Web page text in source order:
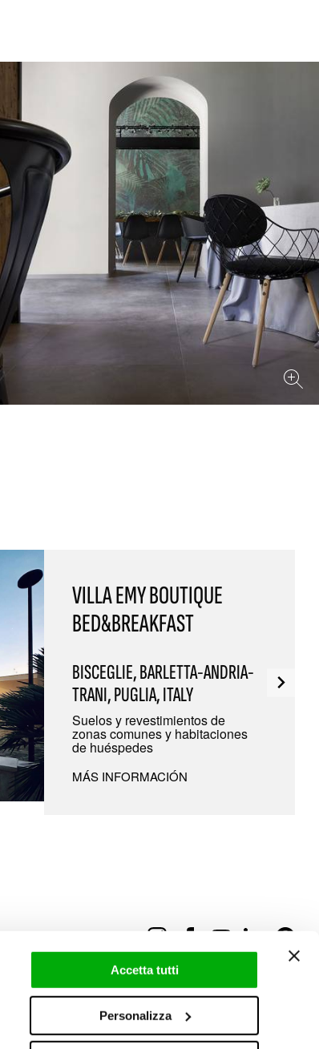
Accetta tutti
Personalizza
VILLA EMY BOUTIQUE
BED&BREAKFAST
BISCEGLIE, BARLETTA-ANDRIA-
TRANI, PUGLIA, ITALY
Suelos y revestimientos de
zonas comunes y habitaciones
de huéspedes
MÁS INFORMACIÓN